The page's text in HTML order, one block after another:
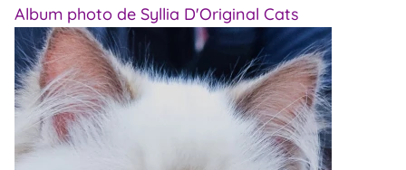
Album photo de Syllia D'Original Cats